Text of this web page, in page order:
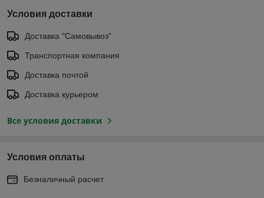
Условия доставки
Доставка "Самовывоз"
Транспортная компания
Доставка почтой
Доставка курьером
Все условия доставки
Условия оплаты
Безналичный расчет